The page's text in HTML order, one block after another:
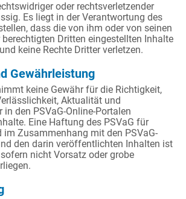
oder rechtsverletzender
Es liegt in der Verantwortung des
dass die von ihm oder von seinen
Dritten eingestellten Inhalte
keine Rechte Dritter verletzen.
Gewährleistung
keine Gewähr für die Richtigkeit,
Aktualität und
in den PSVaG-Online-Portalen
Eine Haftung des PSVaG für
im Zusammenhang mit den PSVaG-
den darin veröffentlichten Inhalten ist
nicht Vorsatz oder grobe